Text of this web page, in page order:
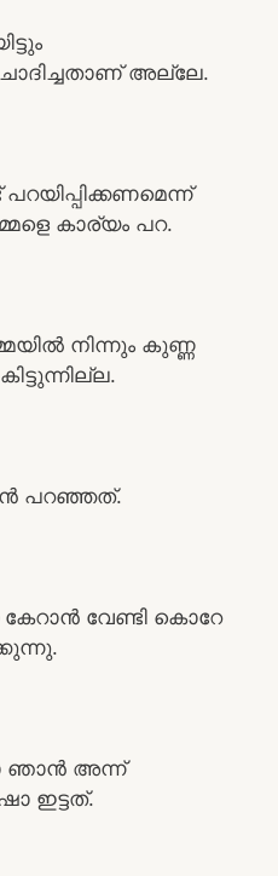
അല്ലേ.
കാര്യം പറ.
നിന്നും കുണ്ണ
പറഞ്ഞത്.
വേണ്ടി കൊറേ
ഞാൻ അന്ന്
ഇട്ടത്.